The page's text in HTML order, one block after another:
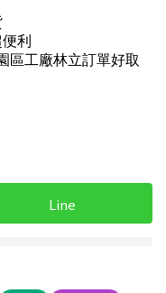
坪
Line